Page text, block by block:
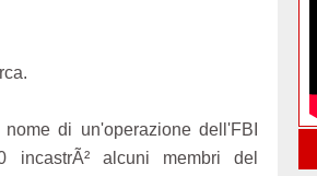
di un'operazione dell'FBI
alcuni membri del